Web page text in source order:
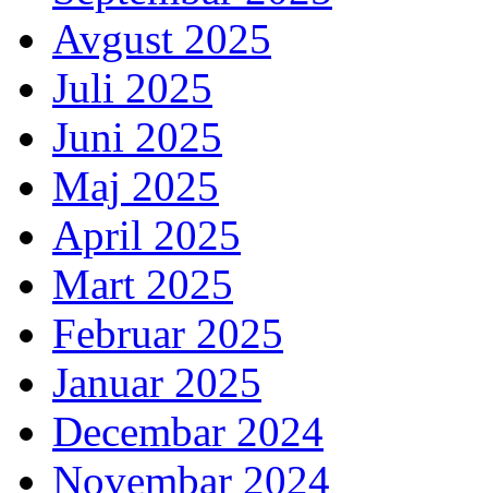
Avgust 2025
Juli 2025
Juni 2025
Maj 2025
April 2025
Mart 2025
Februar 2025
Januar 2025
Decembar 2024
Novembar 2024